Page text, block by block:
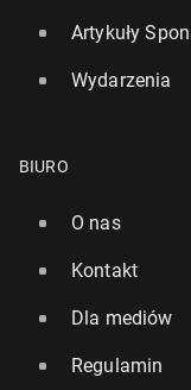
Artykuły
Wydarzenia
BIURO
O nas
Kontakt
Dla mediów
Regulamin